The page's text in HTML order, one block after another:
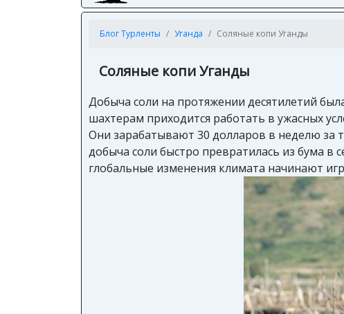
Блог Турленты Уганда Соляные копи Уганды
Соляные копи Уганды
Добыча соли на протяжении десятилетий
шахтерам приходится работать в ужасных
Они зарабатывают 30 долларов в неделю за
добыча соли быстро превратилась из бума в
глобальные изменения климата начинают